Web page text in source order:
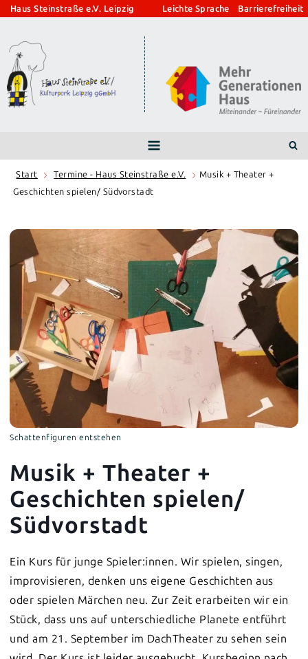
Zum
springen
Haus Steinstraße e.V. Leipzig Leichte Sprache Barrierefreiheit
Start Termine - Haus Steinstraße e.V.
Musik + Theater +
Geschichten spielen/ Südvorstadt
Schattenfiguren entstehen
Musik + Theater +
Geschichten spielen/
Südvorstadt
Ein Kurs für junge Spieler:innen. Wir spielen, singen,
improvisieren, denken uns eigene Geschichten aus
oder spielen Märchen neu. Zur Zeit erarbeiten wir ein
Stück, dass uns auf unterschiedliche Planete entführt
und am 21. September im DachTheater zu sehen sein